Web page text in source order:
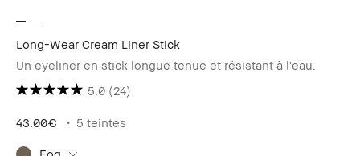
Long-Wear Cream Liner Stick
Un eyeliner en stick longue tenue et résistant à l'eau.
5.0 (24)
43.00€ 5 teintes